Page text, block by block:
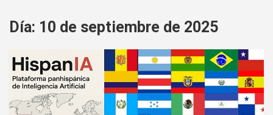
Día: 10 de septiembre de 2025